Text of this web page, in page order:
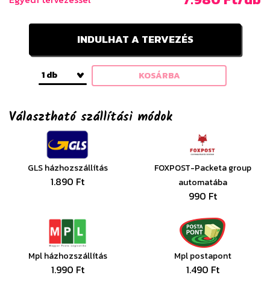
INDULHAT A TERVEZÉS
1 db KOSÁRBA
Választható szállítási módok
GLS házhozszállítás
1.890 Ft
FOXPOST-Packeta group
automatába
990 Ft
Mpl házhozszállítás
1.990 Ft
Mpl postapont
1.490 Ft